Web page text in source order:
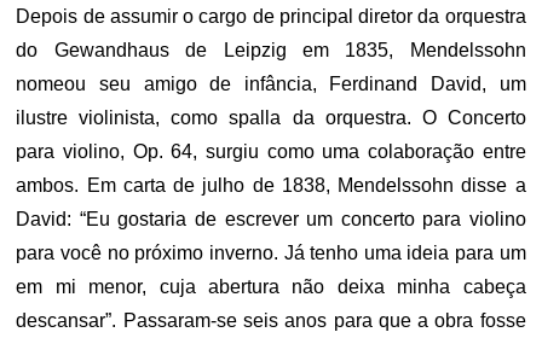
Depois de assumir o cargo de principal diretor da orquestra
do Gewandhaus de Leipzig em 1835, Mendelssohn
nomeou seu amigo de infância, Ferdinand David, um
ilustre violinista, como spalla da orquestra. O Concerto
para violino, Op. 64, surgiu como uma colaboração entre
ambos. Em carta de julho de 1838, Mendelssohn disse a
David: “Eu gostaria de escrever um concerto para violino
para você no próximo inverno. Já tenho uma ideia para um
em mi menor, cuja abertura não deixa minha cabeça
descansar”. Passaram-se seis anos para que a obra fosse